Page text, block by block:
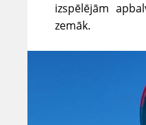
izspēlējām
zemāk.